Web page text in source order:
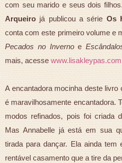
com seu marido e seus dois
Arqueirojá publicou a sérieOs
conta com este primeiro volume e
Pecados no Invernoe
mais, acesse www.lisakleypas.com
A encantadora mocinha deste livro
é maravilhosamente encantadora.
modos refinados, pois foi criada
Mas Annabelle já está em sua
tirada para dançar. Ela ainda tem
rentável casamento que a tire da